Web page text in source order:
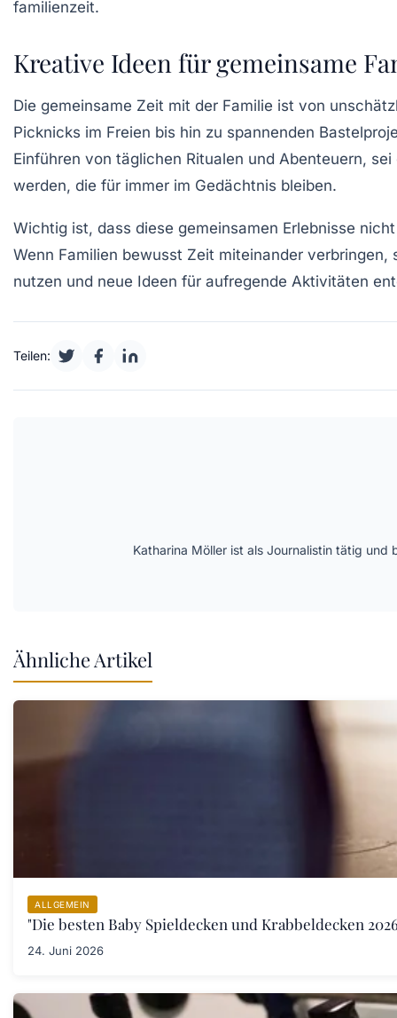
Kreative Ideen für gemeinsame
Die gemeinsame Zeit mit der Familie ist von
Picknicks im Freien bis hin zu spannenden
Einführen von täglichen Ritualen und Abenteuern,
werden, die für immer im Gedächtnis bleiben.
Wichtig ist, dass diese gemeinsamen Erlebnisse
Wenn Familien bewusst Zeit miteinander
nutzen und neue Ideen für aufregende Aktivitäten
Teilen:
Katharina Möller ist als Journalistin tätig
Ähnliche Artikel
ALLGEMEIN
"Die besten Baby Spieldecken und Krabbeldecken
24. Juni 2026